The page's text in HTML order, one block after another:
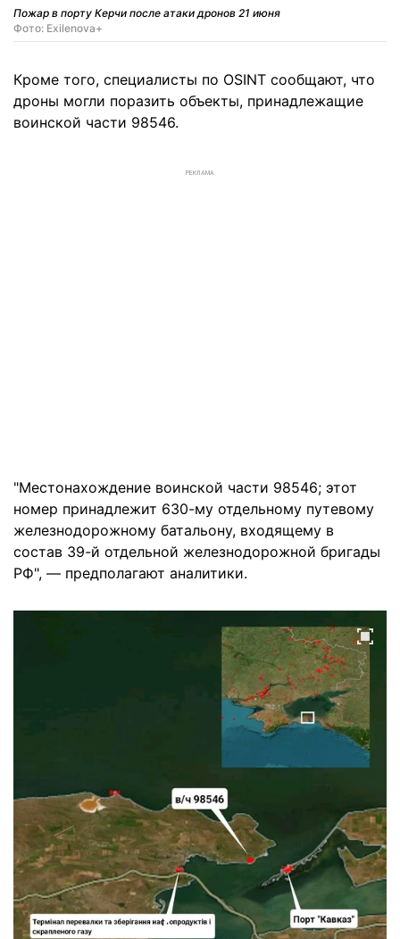
Пожар в порту Керчи после атаки дронов 21 июня
Фото: Exilenova+
Кроме того, специалисты по OSINT сообщают, что
дроны могли поразить объекты, принадлежащие
воинской части 98546.
РЕКЛАМА
"Местонахождение воинской части 98546; этот
номер принадлежит 630-му отдельному путевому
железнодорожному батальону, входящему в
состав 39-й отдельной железнодорожной бригады
РФ", — предполагают аналитики.